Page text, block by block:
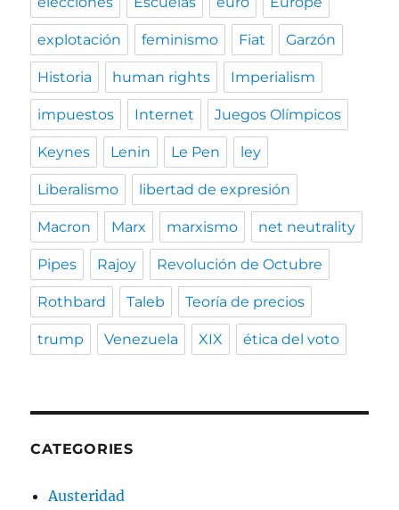
explotación feminismo Fiat Garzón
Historia human rights Imperialism
impuestos Internet Juegos Olímpicos
Keynes Lenin Le Pen ley
Liberalismo libertad de expresión
Macron Marx marxismo net neutrality
Pipes Rajoy Revolución de Octubre
Rothbard Taleb Teoría de precios
trump Venezuela XIX ética del voto
CATEGORIES
Austeridad